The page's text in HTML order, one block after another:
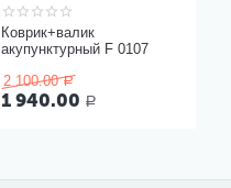
Коврик+валик
акупунктурный F 0107
2 100.00 Р
1 940.00 Р